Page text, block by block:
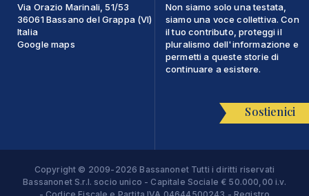
Via Orazio Marinali, 51/53
36061 Bassano del Grappa (VI)
Italia
Google maps
Non siamo solo una testata,
siamo una voce collettiva. Con
il tuo contributo, proteggi il
pluralismo dell'informazione e
permetti a queste storie di
continuare a esistere.
Sostienici
Copyright © 2009-2026 Bassanonet Tutti i diritti riservati
Bassanonet S.r.l. socio unico - Capitale Sociale € 50.000,00 i.v.